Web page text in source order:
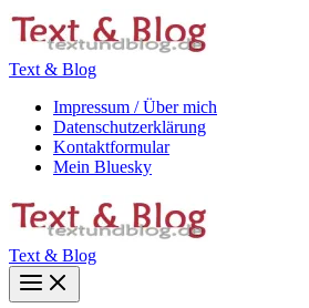
Zum
Inhalt
Text & Blog
Impressum / Über mich
Datenschutzerklärung
Kontaktformular
Mein Bluesky
Text & Blog
Main
Menu